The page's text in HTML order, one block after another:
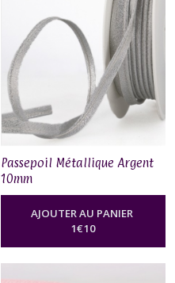
Passepoil Métallique Argent
10mm
AJOUTER AU PANIER
1€10